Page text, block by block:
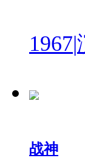
1967|
战神